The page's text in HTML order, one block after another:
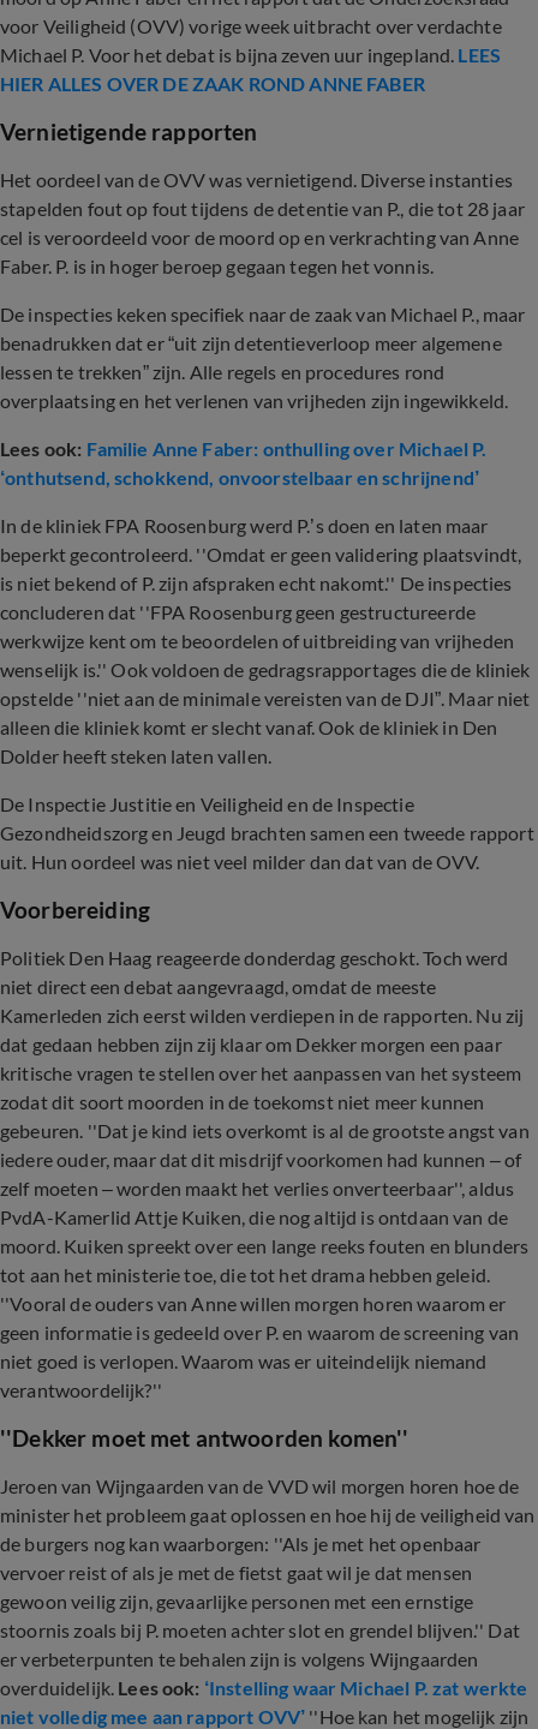
voor Veiligheid (OVV) vorige week uitbracht over verdachte
Michael P. Voor het debat is bijna zeven uur ingepland. LEES
HIER ALLES OVER DE ZAAK ROND ANNE FABER
Vernietigende rapporten
Het oordeel van de OVV was vernietigend. Diverse instanties
stapelden fout op fout tijdens de detentie van P., die tot 28 jaar
cel is veroordeeld voor de moord op en verkrachting van Anne
Faber. P. is in hoger beroep gegaan tegen het vonnis.
De inspecties keken specifiek naar de zaak van Michael P., maar
benadrukken dat er “uit zijn detentieverloop meer algemene
lessen te trekken” zijn. Alle regels en procedures rond
overplaatsing en het verlenen van vrijheden zijn ingewikkeld.
Lees ook: Familie Anne Faber: onthulling over Michael P.
‘onthutsend, schokkend, onvoorstelbaar en schrijnend’
In de kliniek FPA Roosenburg werd P.’s doen en laten maar
beperkt gecontroleerd. ''Omdat er geen validering plaatsvindt,
is niet bekend of P. zijn afspraken echt nakomt.'' De inspecties
concluderen dat ''FPA Roosenburg geen gestructureerde
werkwijze kent om te beoordelen of uitbreiding van vrijheden
wenselijk is.'' Ook voldoen de gedragsrapportages die de kliniek
opstelde ''niet aan de minimale vereisten van de DJI”. Maar niet
alleen die kliniek komt er slecht vanaf. Ook de kliniek in Den
Dolder heeft steken laten vallen.
De Inspectie Justitie en Veiligheid en de Inspectie
Gezondheidszorg en Jeugd brachten samen een tweede rapport
uit. Hun oordeel was niet veel milder dan dat van de OVV.
Voorbereiding
Politiek Den Haag reageerde donderdag geschokt. Toch werd
niet direct een debat aangevraagd, omdat de meeste
Kamerleden zich eerst wilden verdiepen in de rapporten. Nu zij
dat gedaan hebben zijn zij klaar om Dekker morgen een paar
kritische vragen te stellen over het aanpassen van het systeem
zodat dit soort moorden in de toekomst niet meer kunnen
gebeuren. ''Dat je kind iets overkomt is al de grootste angst van
iedere ouder, maar dat dit misdrijf voorkomen had kunnen – of
zelf moeten – worden maakt het verlies onverteerbaar'', aldus
PvdA-Kamerlid Attje Kuiken, die nog altijd is ontdaan van de
moord. Kuiken spreekt over een lange reeks fouten en blunders
tot aan het ministerie toe, die tot het drama hebben geleid.
''Vooral de ouders van Anne willen morgen horen waarom er
geen informatie is gedeeld over P. en waarom de screening van
niet goed is verlopen. Waarom was er uiteindelijk niemand
verantwoordelijk?''
''Dekker moet met antwoorden komen''
Jeroen van Wijngaarden van de VVD wil morgen horen hoe de
minister het probleem gaat oplossen en hoe hij de veiligheid van
de burgers nog kan waarborgen: ''Als je met het openbaar
vervoer reist of als je met de fietst gaat wil je dat mensen
gewoon veilig zijn, gevaarlijke personen met een ernstige
stoornis zoals bij P. moeten achter slot en grendel blijven.'' Dat
er verbeterpunten te behalen zijn is volgens Wijngaarden
overduidelijk. Lees ook: ‘Instelling waar Michael P. zat werkte
niet volledig mee aan rapport OVV’ ''Hoe kan het mogelijk zijn